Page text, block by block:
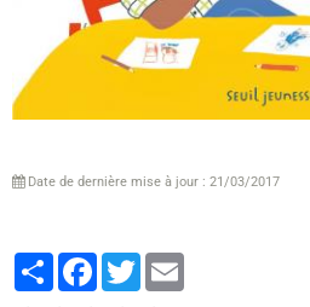
Date de dernière mise à jour : 21/03/2017
PartagerFacebook
Twitter